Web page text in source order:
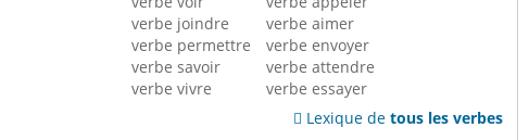
verbe joindre
verbe permettre
verbe savoir
verbe vivre
verbe aimer
verbe envoyer
verbe attendre
verbe essayer
 Lexique detous les verbes